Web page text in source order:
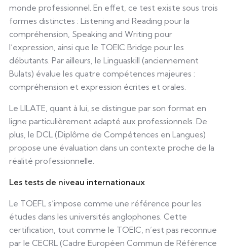
monde professionnel. En effet, ce test existe sous trois
formes distinctes : Listening and Reading pour la
compréhension, Speaking and Writing pour
l’expression, ainsi que le TOEIC Bridge pour les
débutants. Par ailleurs, le Linguaskill (anciennement
Bulats) évalue les quatre compétences majeures :
compréhension et expression écrites et orales.
Le LILATE, quant à lui, se distingue par son format en
ligne particulièrement adapté aux professionnels. De
plus, le DCL (Diplôme de Compétences en Langues)
propose une évaluation dans un contexte proche de la
réalité professionnelle.
Les tests de niveau internationaux
Le TOEFL s’impose comme une référence pour les
études dans les universités anglophones. Cette
certification, tout comme le TOEIC, n’est pas reconnue
par le CECRL (Cadre Européen Commun de Référence